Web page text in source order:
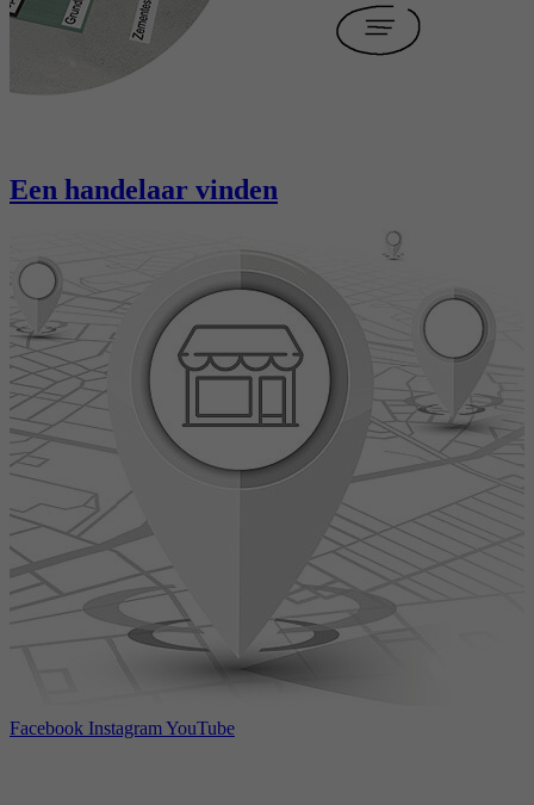
Een handelaar vinden
Facebook InstagramYouTube